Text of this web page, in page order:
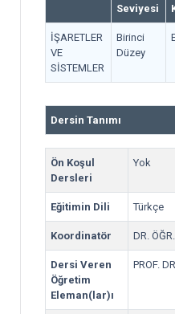
Seviyesi
İŞARETLER
VE
SİSTEMLER
Birinci
Düzey
Dersin Tanımı
Ön Koşul
Dersleri
Yok
Eğitimin Dili Türkçe
Koordinatör DR.
Dersi Veren
Öğretim
Eleman(lar)ı
PROF.